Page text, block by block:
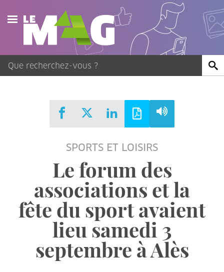
Actualités
Agenda
Publications
SPORTS ET LOISIRS
Le forum des
associations et la
fête du sport avaient
lieu samedi 3
septembre à Alès